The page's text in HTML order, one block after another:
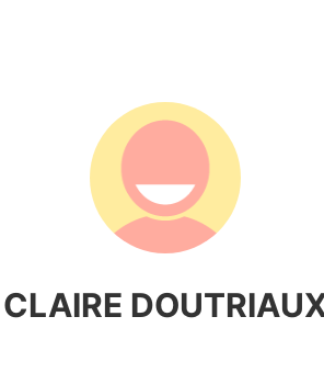
CLAIRE